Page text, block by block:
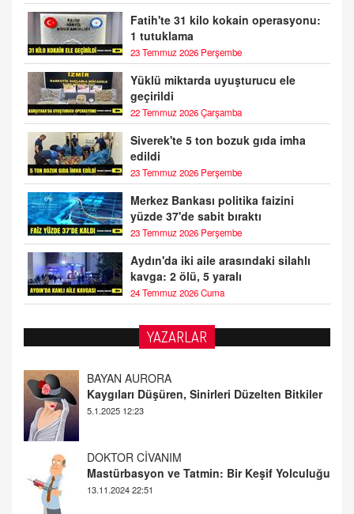
Fatih'te 31 kilo kokain operasyonu:
1 tutuklama
23 Temmuz 2026 Perşembe
Yüklü miktarda uyuşturucu ele
geçirildi
22 Temmuz 2026 Çarşamba
Siverek'te 5 ton bozuk gıda imha
edildi
23 Temmuz 2026 Perşembe
Merkez Bankası politika faizini
yüzde 37'de sabit bıraktı
23 Temmuz 2026 Perşembe
Aydın'da iki aile arasındaki silahlı
kavga: 2 ölü, 5 yaralı
24 Temmuz 2026 Cuma
YAZARLAR
DOKTOR CİVANIM
Mastürbasyon ve Tatmin: Bir Keşif Yolculuğu
13.11.2024 22:51
ALİ EFENDİ
Adana At Yarışı Tahminleri | 21 Aralık
Cumartesi